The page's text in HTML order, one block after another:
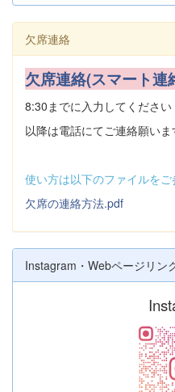
欠席連絡
欠席連絡(スマート連
8:30までに入力してください
以降は電話にてご連絡願いま
使い方は以下のファイルをご
欠席の連絡方法.pdf
Instagram・Webページリン